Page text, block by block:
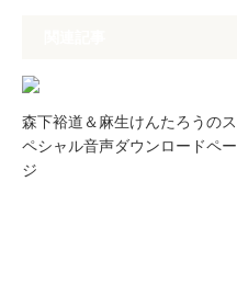
森下裕道＆麻生けんたろうのス
ペシャル音声ダウンロードペー
ジ